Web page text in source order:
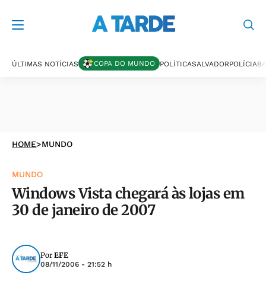
ÚLTIMAS NOTÍCIAS COPA DO MUNDO POLÍTICASALVADORPOLÍCIA
HOME>MUNDO
MUNDO
Windows Vista chegará às lojas em
30 de janeiro de 2007
Por EFE
08/11/2006 - 21:52 h